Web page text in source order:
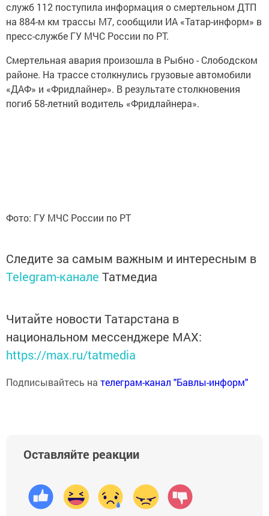
служб 112 поступила информация о смертельном ДТП
на 884-м км трассы М7, сообщили ИА «Татар-информ» в
пресс-службе ГУ МЧС России по РТ.
Смертельная авария произошла в Рыбно - Слободском
районе. На трассе столкнулись грузовые автомобили
«ДАФ» и «Фридлайнер». В результате столкновения
погиб 58-летний водитель «Фридлайнера».
Фото: ГУ МЧС России по РТ
Следите за самым важным и интересным в
Telegram-канале Татмедиа
Читайте новости Татарстана в
национальном мессенджере MАХ:
https://max.ru/tatmedia
Подписывайтесь на телеграм-канал "Бавлы-информ"
Оставляйте реакции